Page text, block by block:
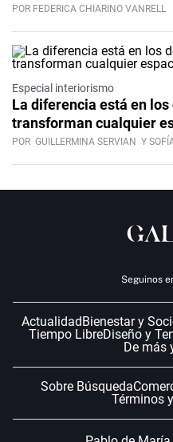
POR FEDERICA CHIARINO VANRELL
Especial interiorismo
La diferencia está en
transforman cualquier
POR GUILLERMINA SERVIAN Y
Seguinos
Actualidad Bienestar y
Tiempo LibreDiseño y
De más
Sobre Búsqueda
Términos